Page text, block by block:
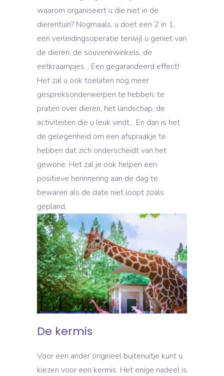
waarom organiseert u die niet in de
dierentuin? Nogmaals, u doet een 2 in 1,
een verleidingsoperatie terwijl u geniet van
de dieren, de souvenirwinkels, de
eetkraampjes... Een gegarandeerd effect!
Het zal u ook toelaten nog meer
gespreksonderwerpen te hebben, te
praten over dieren, het landschap, de
activiteiten die u leuk vindt... En dan is het
de gelegenheid om een afspraakje te
hebben dat zich onderscheidt van het
gewone. Het zal je ook helpen een
positieve herinnering aan de dag te
bewaren als de date niet loopt zoals
gepland.
De kermis
Voor een ander origineel buitenuitje kunt u
kiezen voor een kermis. Het enige nadeel is